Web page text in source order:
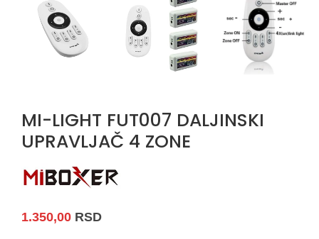
MI-LIGHT FUT007 DALJINSKI
UPRAVLJAČ 4 ZONE
1.350,00 RSD